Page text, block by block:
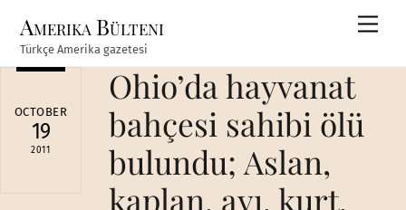
content
Amerika Bülteni
Türkçe Amerika gazetesi
OCTOBER
19
2011
Ohio’da hayvanat
bahçesi sahibi ölü
bulundu; Aslan,
kaplan, ayı, kurt,